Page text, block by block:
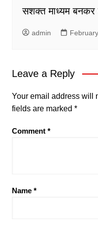
सशक्त माध्यम बनकर
admin
Leave a Reply
Your email address will
fields are marked *
Comment *
Name *